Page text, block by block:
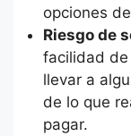
opciones
Riesgo de
facilidad
llevar a
de lo que
pagar.